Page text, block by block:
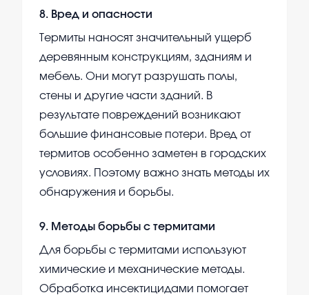
8. Вред и опасности
Термиты наносят значительный ущерб
деревянным конструкциям, зданиям и
мебель. Они могут разрушать полы,
стены и другие части зданий. В
результате повреждений возникают
большие финансовые потери. Вред от
термитов особенно заметен в городских
условиях. Поэтому важно знать методы их
обнаружения и борьбы.
9. Методы борьбы с термитами
Для борьбы с термитами используют
химические и механические методы.
Обработка инсектицидами помогает